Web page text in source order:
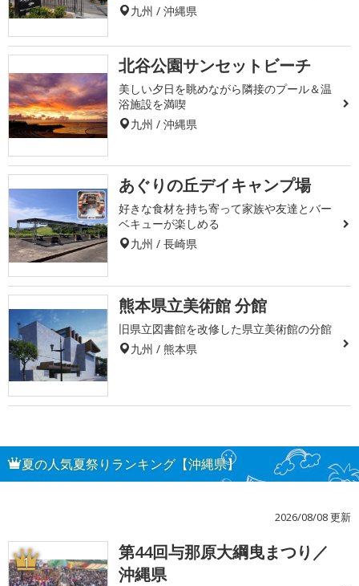
九州 / 沖縄県
北谷公園サンセットビーチ
美しい夕日を眺めながら隣接のプール＆温
浴施設を満喫
九州 / 沖縄県
あぐりの丘デイキャンプ場
好きな食材を持ち寄って家族や友達とバー
ベキューが楽しめる
九州 / 長崎県
熊本県立美術館 分館
旧県立図書館を改修した県立美術館の分館
九州 / 熊本県
夏の人気夏祭りランキング【沖縄県】
2026/08/08 更新
1
第44回与那原大綱曳まつり／
沖縄県